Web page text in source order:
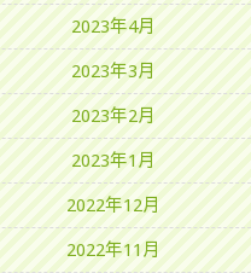
2023年4月
2023年3月
2023年2月
2023年1月
2022年12月
2022年11月